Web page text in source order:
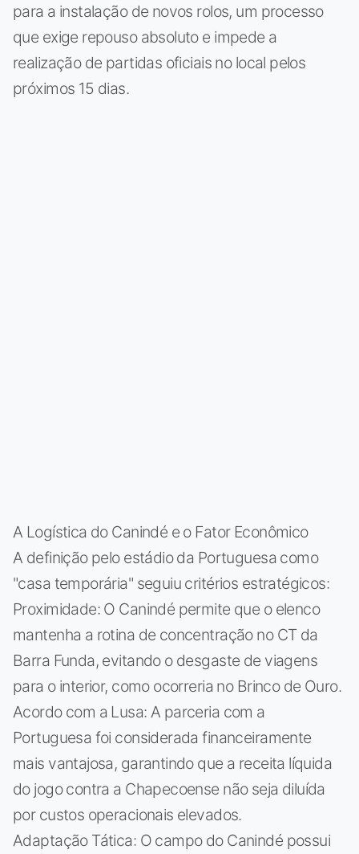
para a instalação de novos rolos, um processo
que exige repouso absoluto e impede a
realização de partidas oficiais no local pelos
próximos 15 dias.
A Logística do Canindé e o Fator Econômico
A definição pelo estádio da Portuguesa como
"casa temporária" seguiu critérios estratégicos:
Proximidade: O Canindé permite que o elenco
mantenha a rotina de concentração no CT da
Barra Funda, evitando o desgaste de viagens
para o interior, como ocorreria no Brinco de Ouro.
Acordo com a Lusa: A parceria com a
Portuguesa foi considerada financeiramente
mais vantajosa, garantindo que a receita líquida
do jogo contra a Chapecoense não seja diluída
por custos operacionais elevados.
Adaptação Tática: O campo do Canindé possui